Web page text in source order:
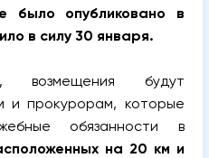
было опубликовано в
в силу 30 января.
возмещения будут
и прокурорам, которые
обязанности в
на 20 км и